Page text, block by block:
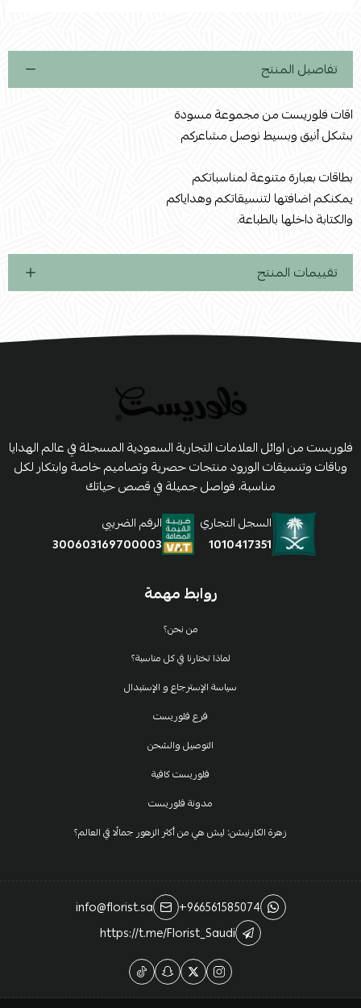
تفاصيل المنتج
اقات فلوريست من مجموعة مسودة
بشكل أنيق وبسيط نوصل مشاعركم
بطاقات بعبارة متنوعة لمناسباتكم
يمكنكم اضافتها لتنسيقاتكم وهداياكم
والكتابة داخلها بالطباعة.
تقييمات المنتج
روابط مهمة
من نحن؟
لماذا تختارنا في كل مناسبة؟
سياسة الإسترجاع و الإستبدال
فرع فلوريست
التوصيل والشحن
فلوريست كافية
مدونة فلوريست
زهرة الكارنيشن: ليش هي من أكثر الزهور جمالًا في العالم؟
فلوريست من اوائل العلامات التجارية السعودية المسجلة في عالم الهدايا
وباقات وتنسيقات الورود منتجات حصرية وتصاميم خاصة وابتكار لكل
مناسبة، فواصل جميلة في قصص حياتك
السجل التجاري
1010417351
الرقم الضريبي
300603169700003
+966561585074
info@florist.sa
https://t.me/Florist_Saudi